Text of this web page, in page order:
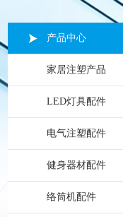
产品中心
家居注塑产品
LED灯具配件
电气注塑配件
健身器材配件
络筒机配件